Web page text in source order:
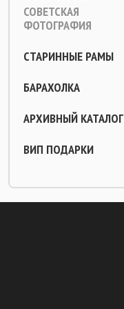
СОВЕТСКАЯ
ФОТОГРАФИЯ
СТАРИННЫЕ РАМЫ
БАРАХОЛКА
АРХИВНЫЙ КАТАЛОГ
ВИП ПОДАРКИ